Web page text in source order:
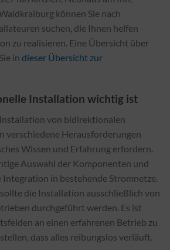
können Sie nach
suchen, die Ihnen helfen
zu realisieren. Eine Übersicht über
in dieser Übersicht zur
Installation wichtig ist
von bidirektionalen
verschiedene Herausforderungen
Wissen und Erfahrung erfordern.
Auswahl der Komponenten und
in bestehende Stromnetze.
die Installation ausschließlich von
durchgeführt werden. Es ist
an einen erfahrenen Betrieb zu
dass alles reibungslos verläuft.